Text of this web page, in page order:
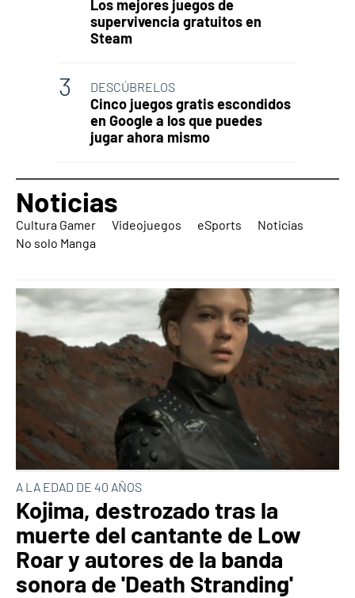
Los mejores juegos de
supervivencia gratuitos en
Steam
DESCÚBRELOS
Cinco juegos gratis escondidos
en Google a los que puedes
jugar ahora mismo
Noticias
Cultura Gamer Videojuegos eSports
Noticias
No solo Manga
A LA EDAD DE 40 AÑOS
Kojima, destrozado tras la
muerte del cantante de Low
Roar y autores de la banda
sonora de 'Death Stranding'